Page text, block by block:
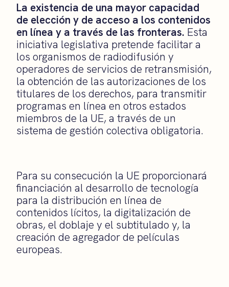
La existencia de una mayor capacidad
de elección y de acceso a los contenidos
en línea y a través de las fronteras. Esta
iniciativa legislativa pretende facilitar a
los organismos de radiodifusión y
operadores de servicios de retransmisión,
la obtención de las autorizaciones de los
titulares de los derechos, para transmitir
programas en línea en otros estados
miembros de la UE, a través de un
sistema de gestión colectiva obligatoria.
Para su consecución la UE proporcionará
financiación al desarrollo de tecnología
para la distribución en línea de
contenidos lícitos, la digitalización de
obras, el doblaje y el subtitulado y, la
creación de agregador de películas
europeas.